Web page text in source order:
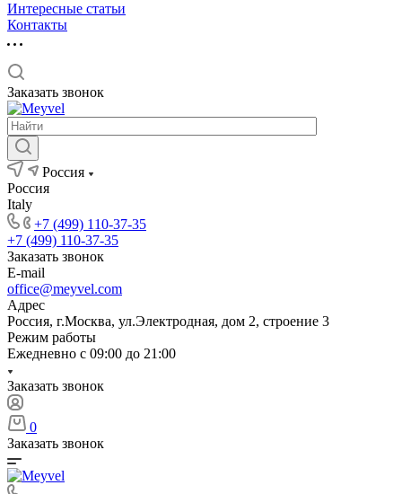
Интересные статьи
Контакты
Заказать звонок
Россия
Россия
Italy
+7 (499) 110-37-35
+7 (499) 110-37-35
Заказать звонок
E-mail
office@meyvel.com
Адрес
Россия, г.Москва, ул.Электродная, дом 2, строение 3
Режим работы
Ежедневно с 09:00 до 21:00
Заказать звонок
0
Заказать звонок